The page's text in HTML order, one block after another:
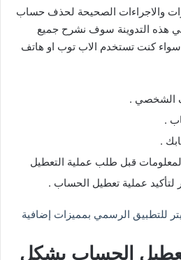
والاجراءات الصحيحة لحذف حساب
هذه التدوينة سوف نشرح جميع
كنت تستخدم الاب توب او هاتف
الشخصي .
.
.
قبل طلب عملية التعطيل
لتأكيد عملية تعطيل الحساب .
الحساب بشكل